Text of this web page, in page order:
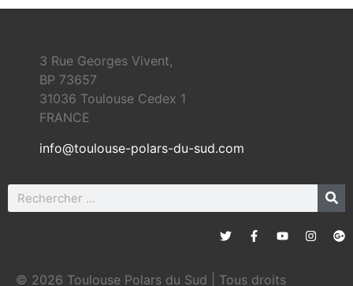
3 Rue Georges Vivent,
BP 73657
31036 Toulouse Cedex 1
FRANCE
info@toulouse-polars-du-sud.com
© 2026 Toulouse Polars du Sud | Tous droits